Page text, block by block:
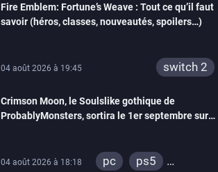
Fire Emblem: Fortune’s Weave : Tout ce qu’il faut
savoir (héros, classes, nouveautés, spoilers…)
04 août 2026 à 19:45 switch 2
Crimson Moon, le Soulslike gothique de
ProbablyMonsters, sortira le 1er septembre sur
04 août 2026 à 18:18 pc
ps5